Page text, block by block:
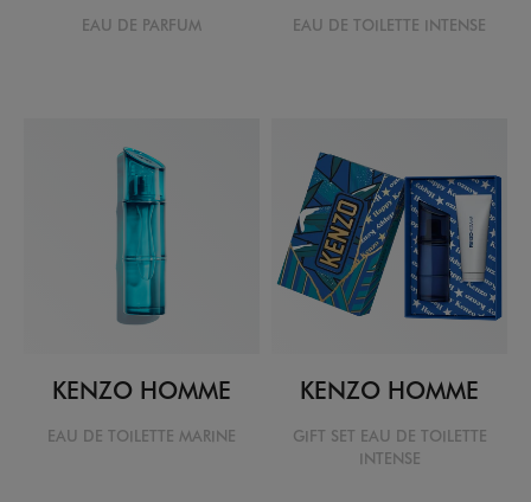
EAU DE PARFUM EAU DE TOILETTE INTENSE
KENZO HOMME
EAU DE TOILETTE MARINE
KENZO HOMME
GIFT SET EAU DE TOILETTE
INTENSE